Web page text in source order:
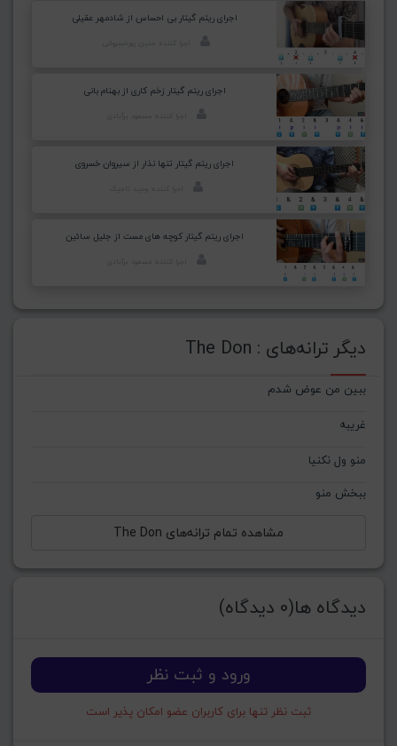
اجرای ریتم گیتار بی احساس از شادمهر عقیلی
اجرای ریتم گیتار زخم کاری از بهنام بانی
اجرای ریتم گیتار تنها نذار از سیروان خسروی
اجرای ریتم گیتار کوچه های مست از جلیل سائین
دیگر ترانه‌های : The Don
ببین من عوض شدم
غریبه
منو ول نکنیا
ببخش منو
مشاهده تمام ترانه‌های The Don
دیدگاه ها(0 دیدگاه)
ورود و ثبت نظر
ثبت نظر تنها برای کاربران عضو امکان پذیر است